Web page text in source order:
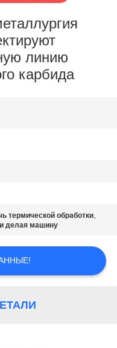
линию
карбида
термической обработки,
делая машину